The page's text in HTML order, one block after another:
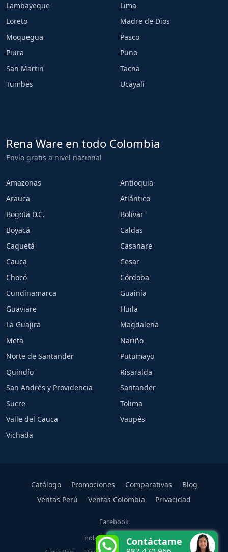
Lambayeque
Lima
Loreto
Madre de Dios
Moquegua
Pasco
Piura
Puno
San Martin
Tacna
Tumbes
Ucayali
Rena Ware en todo Colombia
Envío gratis a nivel nacional
Amazonas
Antioquia
Arauca
Atlántico
Bogotá D.C.
Bolívar
Boyacá
Caldas
Caquetá
Casanare
Cauca
Cesar
Chocó
Córdoba
Cundinamarca
Guainía
Guaviare
Huila
La Guajira
Magdalena
Meta
Nariño
Norte de Santander
Putumayo
Quindío
Risaralda
San Andrés y Providencia
Santander
Sucre
Tolima
Valle del Cauca
Vaupés
Vichada
Catálogo Promociones Comparativas
Blog
Ventas Perú
Ventas Colombia Privacidad
Facebook
hola@carlarios.comContáctame